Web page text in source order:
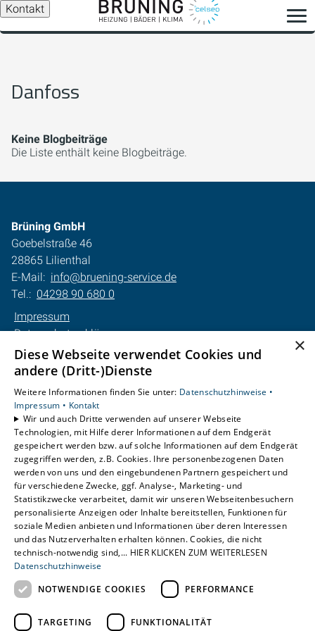
Kontakt
Danfoss
Keine Blogbeiträge
Die Liste enthält keine Blogbeiträge.
Brüning GmbH
Goebelstraße 46
28865 Lilienthal
E-Mail: info@bruening-service.de
Tel.: 04298 90 680 0
Impressum
Datenschutzerklärung
AGB
Barrierefreiheitserklärung
Unsere Bereiche
Privatkunden
Gewerbekunden
Karriere
Unternehmen
Kontakt
×
Diese Webseite verwendet Cookies und
andere (Dritt-)Dienste
Weitere Informationen finden Sie unter: Datenschutzhinweise •
Impressum • Kontakt
Wir und auch Dritte verwenden auf unserer Webseite
Technologien, mit Hilfe derer Informationen auf dem Endgerät
gespeichert werden bzw. auf solche Informationen auf dem Endgerät
zugegriffen werden, z.B. Cookies. Ihre personenbezogenen Daten
werden von uns und den eingebundenen Partnern gespeichert und
für verschiedene Zwecke, ggf. Analyse-, Marketing- und
Statistikzwecke verarbeitet, damit wir unseren Webseitenbesuchern
personalisierte Anzeigen oder Inhalte bereitstellen, Funktionen für
soziale Medien anbieten und Informationen über deren Interessen
und das Nutzerverhalten erhalten können. Cookies, die nicht
technisch-notwendig sind,... HIER KLICKEN ZUM WEITERLESEN
Datenschutzhinweise
NOTWENDIGE COOKIES
PERFORMANCE
TARGETING FUNKTIONALITÄT